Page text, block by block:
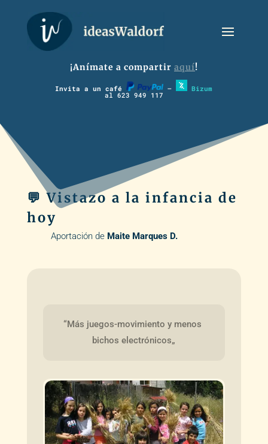
¡Anímate a compartir aquí!
Invita a un café – Bizum
al 623 949 117
💬 Vistazo a la infancia de
hoy
Aportación de Maite Marques D.
“Más juegos-movimiento y menos
bichos electrónicos„